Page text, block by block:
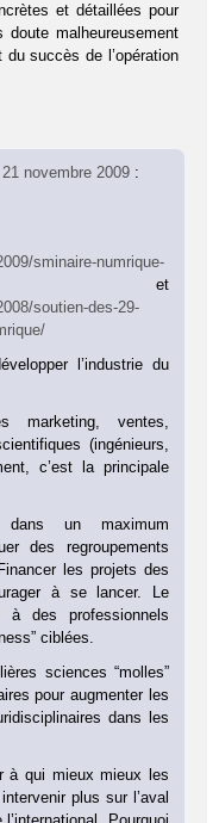
et détaillées pour
malheureusement
succès de l’opération
21 novembre 2009 :
sminaire-numrique-
soutien-des-29-
l’industrie du
marketing, ventes,
(ingénieurs,
c’est la principale
un maximum
des regroupements
les projets des
à se lancer. Le
à des professionnels
ciblées.
sciences “molles”
pour augmenter les
dans les
à qui mieux mieux les
plus sur l’aval